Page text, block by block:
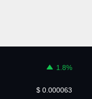
1.8%
$ 0.000063